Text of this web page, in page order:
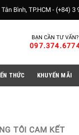
Bình, TP.HCM - (+84) 3
BẠN CẦN TƯ VẤN?
THỨC KHUYẾN MÃI
TÔI CAM KẾT